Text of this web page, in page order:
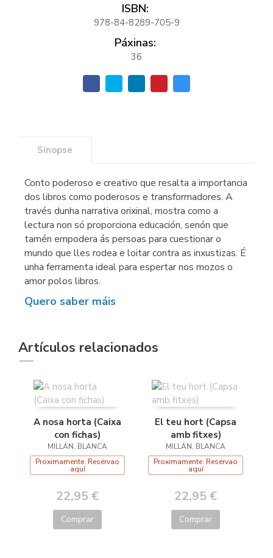
ISBN:
978-84-8289-705-9
Páxinas:
36
Sinopse
Conto poderoso e creativo que resalta a importancia
dos libros como poderosos e transformadores. A
través dunha narrativa orixinal, mostra como a
lectura non só proporciona educación, senón que
tamén empodera ás persoas para cuestionar o
mundo que lles rodea e loitar contra as inxustizas. É
unha ferramenta ideal para espertar nos mozos o
amor polos libros.
Quero saber máis
Artículos relacionados
A nosa horta (Caixa
con fichas)
MILLÁN, BLANCA
Proximamente. Resérvao
aquí
22,95 €
Comprar
El teu hort (Capsa
amb fitxes)
MILLÁN, BLANCA
Proximamente. Resérvao
aquí
22,95 €
Comprar